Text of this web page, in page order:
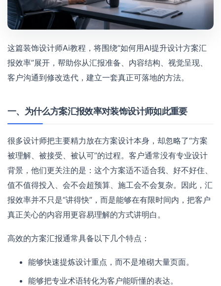
这篇装饰设计师Ai教程，将围绕“如何用AI提升设计方案汇
报效率”展开，帮助你从汇报准备、内容结构、视觉呈现、
客户沟通到修改迭代，建立一套真正可落地的方法。
一、为什么方案汇报效率对装饰设计师如此重要
很多设计师把主要精力放在方案设计本身，却忽略了“方案
被理解、被接受、被认可”的过程。客户通常没有专业设计
背景，他们更关注的是：这个方案适不适合我、好不好住、
值不值得投入、会不会超预算、施工会不会复杂。因此，汇
报效率并不只是“讲得快”，而是能够在有限时间内，把客户
真正关心的内容用更容易理解的方式讲明白。
高效的方案汇报通常具备以下几个特点：
能够快速提炼设计重点，而不是堆砌大量页面。
能够把专业术语转化为客户能听懂的表达。